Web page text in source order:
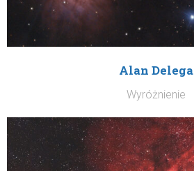
Alan Delega
Wyróżnienie